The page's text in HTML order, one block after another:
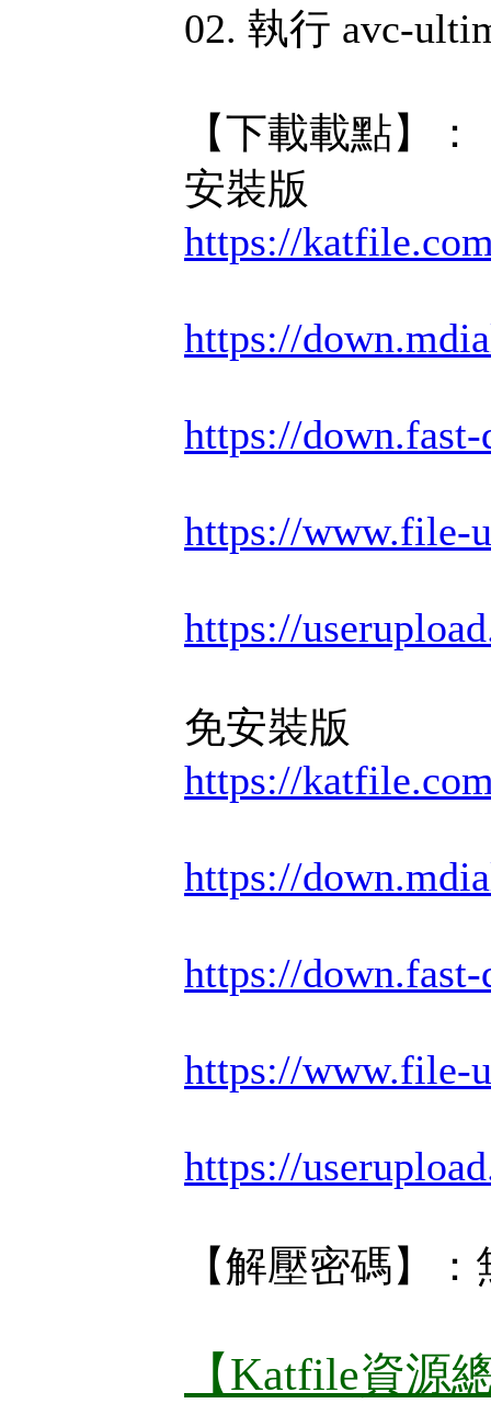
02. 執行 avc-
【下載載點】：
安裝版
https://
https://
https://
https://www.file-
https://
免安裝版
https://
https://
https://
https://www.file-
https://
【解壓密碼】：
【Katfile資源